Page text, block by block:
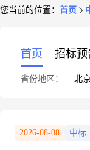
您当前的位置： 首页
首页 招标预
省份地区： 北
2026-08-08 中标